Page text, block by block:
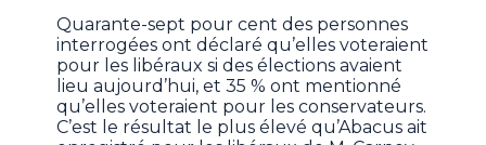
Quarante-sept pour cent des personnes
interrogées ont déclaré qu’elles voteraient
pour les libéraux si des élections avaient
lieu aujourd’hui, et 35 % ont mentionné
qu’elles voteraient pour les conservateurs.
C’est le résultat le plus élevé qu’Abacus ait